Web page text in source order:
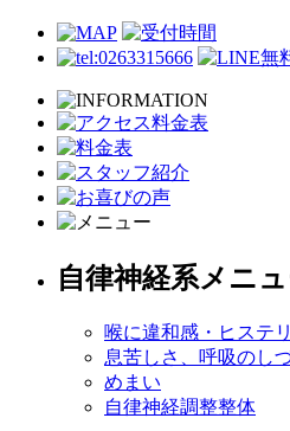
自律神経系メニ
喉に違和感・ヒステ
息苦しさ、呼吸のし
めまい
自律神経調整整体